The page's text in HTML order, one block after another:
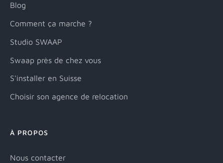
Blog
Comment ça marche ?
Studio SWAAP
Swaap près de chez vous
S'installer en Suisse
Choisir son agence de relocation
À PROPOS
Nous contacter